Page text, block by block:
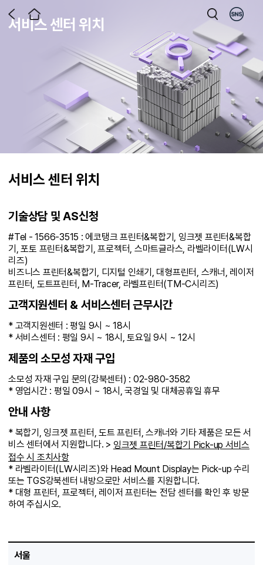
서비스 센터 위치
서비스 센터 위치
기술상담 및 AS신청
#Tel - 1566-3515 : 에코탱크 프린터&복합기, 잉크젯 프린터&복합
기, 포토 프린터&복합기, 프로젝터, 스마트글라스, 라벨라이터(LW시
리즈)
비즈니스 프린터&복합기, 디지털 인쇄기, 대형프린터, 스캐너, 레이저
프린터, 도트프린터, M-Tracer, 라벨프린터(TM-C시리즈)
고객지원센터 & 서비스센터 근무시간
* 고객지원센터 : 평일 9시 ~ 18시
* 서비스센터 : 평일 9시 ~ 18시, 토요일 9시 ~ 12시
제품의 소모성 자재 구입
소모성 자재 구입 문의(강북센터) : 02-980-3582
* 영업시간 : 평일 09시 ~ 18시, 국경일 및 대체공휴일 휴무
안내 사항
* 복합기, 잉크젯 프린터, 도트 프린터, 스캐너와 기타 제품은 모든 서
비스 센터에서 지원합니다. > 잉크젯 프린터/복합기 Pick-up 서비스
접수 시 조치사항
* 라벨라이터(LW시리즈)와 Head Mount Display는 Pick-up 수리
또는 TGS강북센터 내방으로만 서비스를 지원합니다.
* 대형 프린터, 프로젝터, 레이저 프린터는 전담 센터를 확인 후 방문
하여 주십시오.
서울